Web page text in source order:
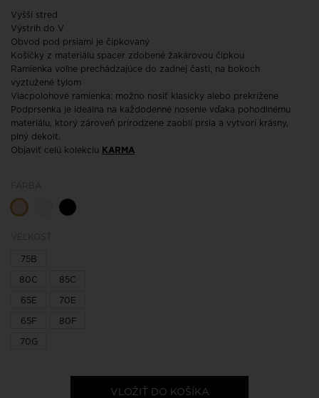
Vyšší stred
Výstrih do V
Obvod pod prsiami je čipkovaný
Košíčky z materiálu spacer zdobené žakárovou čipkou
Ramienka voľne prechádzajúce do zadnej časti, na bokoch
vyztužené tylom
Viacpolohové ramienka: možno nosiť klasicky alebo prekrížene
Podprsenka je ideálna na každodenné nosenie vďaka pohodlnému
materiálu, ktorý zároveň prirodzene zaoblí prsia a vytvorí krásny,
plný dekolt.
Objaviť celú kolekciu
KARMA
75B
80C 85C
65E 70E
65F 80F
70G
VLOŽIŤ DO KOŠÍKA